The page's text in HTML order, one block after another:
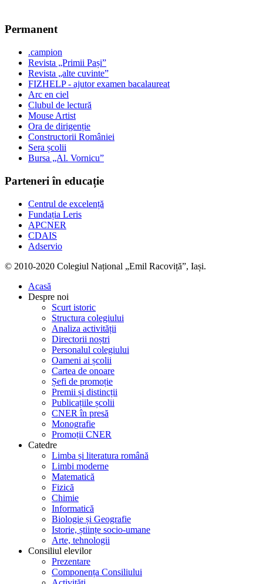
Permanent
.campion
Revista „Primii Pași”
Revista „alte cuvinte”
FIZHELP - ajutor examen bacalaureat
Arc en ciel
Clubul de lectură
Mouse Artist
Ora de dirigenție
Constructorii României
Sera școlii
Bursa „Al. Vornicu”
Parteneri în educație
Centrul de excelență
Fundația Leris
APCNER
CDAIS
Adservio
© 2010-2020 Colegiul Național „Emil Racoviță”, Iași.
Acasă
Despre noi
Scurt istoric
Structura colegiului
Analiza activității
Directorii noștri
Personalul colegiului
Oameni ai școlii
Cartea de onoare
Șefi de promoție
Premii și distincții
Publicațiile școlii
CNER în presă
Monografie
Promoții CNER
Catedre
Limba și literatura română
Limbi moderne
Matematică
Fizică
Chimie
Informatică
Biologie și Geografie
Istorie, științe socio-umane
Arte, tehnologii
Consiliul elevilor
Prezentare
Componența Consiliului